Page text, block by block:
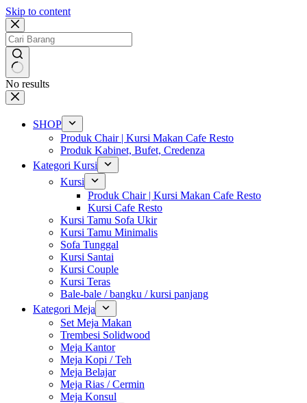
Skip to content
No results
SHOP
Produk Chair | Kursi Makan Cafe Resto
Produk Kabinet, Bufet, Credenza
Kategori Kursi
Kursi
Produk Chair | Kursi Makan Cafe Resto
Kursi Cafe Resto
Kursi Tamu Sofa Ukir
Kursi Tamu Minimalis
Sofa Tunggal
Kursi Santai
Kursi Couple
Kursi Teras
Bale-bale / bangku / kursi panjang
Kategori Meja
Set Meja Makan
Trembesi Solidwood
Meja Kantor
Meja Kopi / Teh
Meja Belajar
Meja Rias / Cermin
Meja Konsul